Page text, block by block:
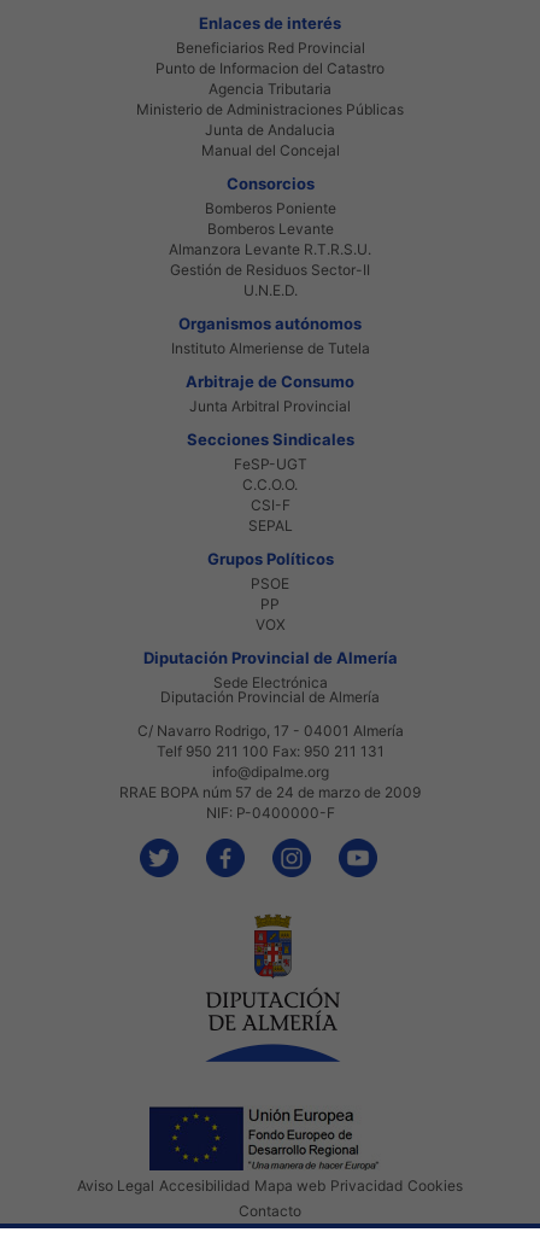
Enlaces de interés
Beneficiarios Red Provincial
Punto de Informacion del Catastro
Agencia Tributaria
Ministerio de Administraciones Públicas
Junta de Andalucia
Manual del Concejal
Consorcios
Bomberos Poniente
Bomberos Levante
Almanzora Levante R.T.R.S.U.
Gestión de Residuos Sector-II
U.N.E.D.
Organismos autónomos
Instituto Almeriense de Tutela
Arbitraje de Consumo
Junta Arbitral Provincial
Secciones Sindicales
FeSP-UGT
C.C.O.O.
CSI-F
SEPAL
Grupos Políticos
PSOE
PP
VOX
Diputación Provincial de Almería
Sede Electrónica
Diputación Provincial de Almería
C/ Navarro Rodrigo, 17 - 04001 Almería
Telf 950 211 100 Fax: 950 211 131
info@dipalme.org
RRAE BOPA núm 57 de 24 de marzo de 2009
NIF: P-0400000-F
Aviso Legal Accesibilidad Mapa web Privacidad Cookies
Contacto